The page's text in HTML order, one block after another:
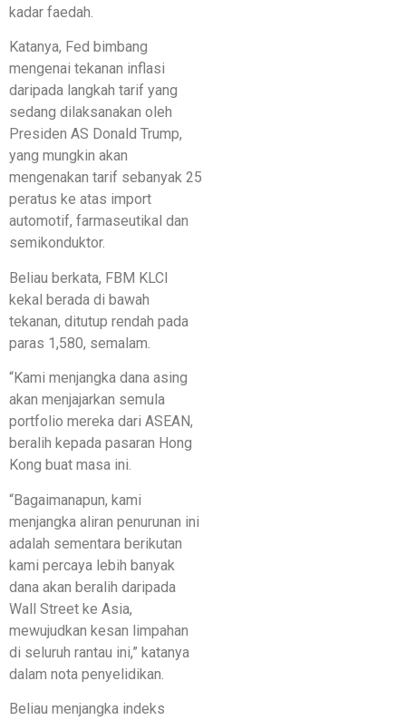
kadar faedah.
Katanya, Fed bimbang
mengenai tekanan inflasi
daripada langkah tarif yang
sedang dilaksanakan oleh
Presiden AS Donald Trump,
yang mungkin akan
mengenakan tarif sebanyak 25
peratus ke atas import
automotif, farmaseutikal dan
semikonduktor.
Beliau berkata, FBM KLCI
kekal berada di bawah
tekanan, ditutup rendah pada
paras 1,580, semalam.
“Kami menjangka dana asing
akan menjajarkan semula
portfolio mereka dari ASEAN,
beralih kepada pasaran Hong
Kong buat masa ini.
“Bagaimanapun, kami
menjangka aliran penurunan ini
adalah sementara berikutan
kami percaya lebih banyak
dana akan beralih daripada
Wall Street ke Asia,
mewujudkan kesan limpahan
di seluruh rantau ini,” katanya
dalam nota penyelidikan.
Beliau menjangka indeks